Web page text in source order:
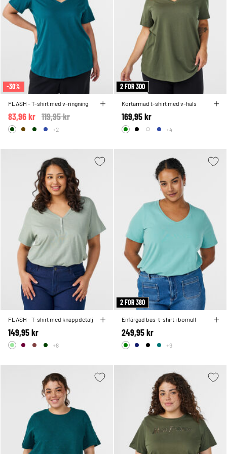
-30%
FLASH - T-shirt med v-ringning
Price reduced from
119,95 kr
83,96 kr
+2
2 FOR 300
Kortärmad t-shirt med v-hals
169,95 kr
+4
FLASH - T-shirt med knappdetalj
149,95 kr
+8
2 FOR 380
Enfärgad bas-t-shirt i bomull
249,95 kr
+9